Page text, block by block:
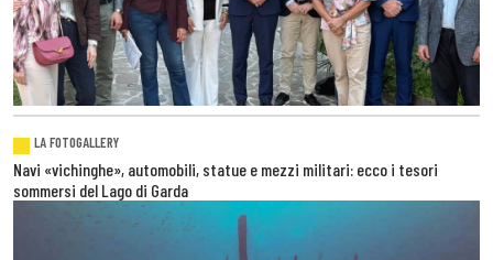
LA FOTOGALLERY
Navi «vichinghe», automobili, statue e mezzi militari: ecco i tesori
sommersi del Lago di Garda